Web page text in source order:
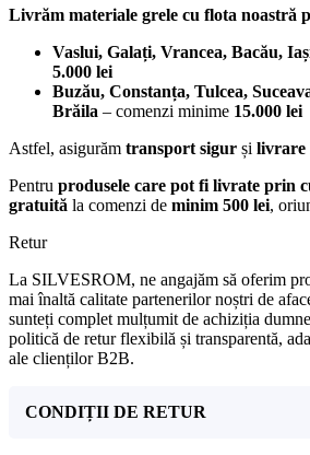
Livrăm materiale grele cu flota noastră
Vaslui, Galați, Vrancea, Bacău,
5.000 lei
Buzău, Constanța, Tulcea,
Brăila – comenzi minime 15.000 lei
Astfel, asigurăm transport sigur și livrare
Pentru produsele care pot fi livrate prin
gratuită la comenzi de minim 500 lei,
Retur
La SILVESROM, ne angajăm să oferim
mai înaltă calitate partenerilor noștri de
sunteți complet mulțumit de achiziția
politică de retur flexibilă și transparentă,
ale clienților B2B.
CONDIȚII DE RETUR